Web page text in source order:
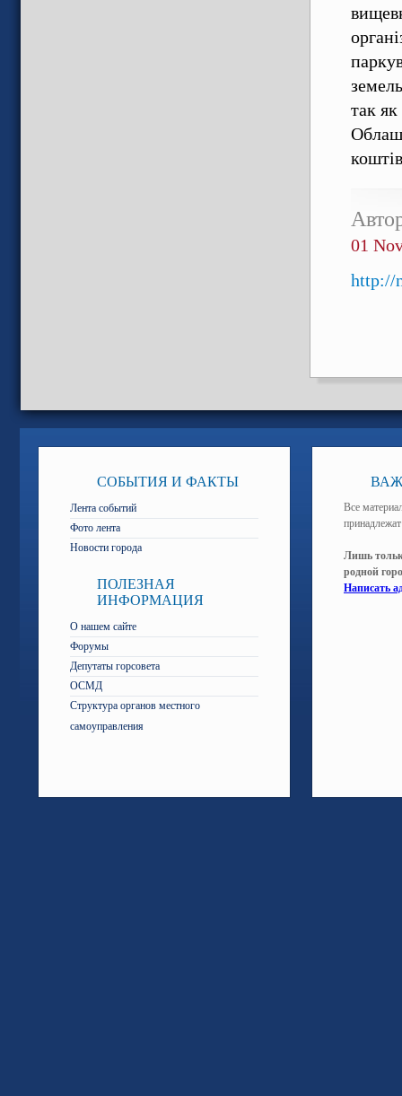
так
01
http://
СОБЫТИЯ И ФАКТЫ
Лента событий
Фото лента
Новости города
ПОЛЕЗНАЯ
ИНФОРМАЦИЯ
О нашем сайте
Форумы
Депутаты горсовета
ОСМД
Структура органов местного
самоуправления
Все
Лишь
родной
Написать